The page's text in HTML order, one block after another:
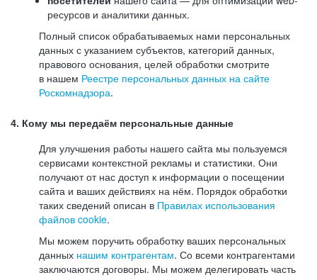
ресурсов и аналитики данных.
Полный список обрабатываемых нами персональных
данных с указанием субъектов, категорий данных,
правового основания, целей обработки смотрите
в нашем Реестре персональных данных на сайте
Роскомнадзора.
4. Кому мы передаём персональные данные
Для улучшения работы нашего сайта мы пользуемся
сервисами контекстной рекламы и статистики. Они
получают от нас доступ к информации о посещении
сайта и ваших действиях на нём. Порядок обработки
таких сведений описан в Правилах использования
файлов cookie.
Мы можем поручить обработку ваших персональных
данных нашим контрагентам. Со всеми контрагентами
заключаются договоры. Мы можем делегировать часть